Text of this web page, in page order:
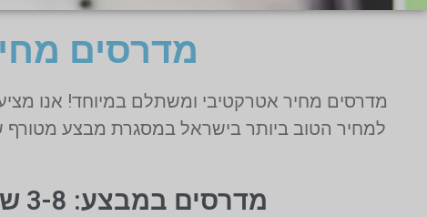
מדרסים
מדרסים מחיר אטרקטיבי ומשתלם במיוחד! אנו
מדרסים במבצע: 3-8 שכבות בולמי זעזועים לאימונים ולתחרויות